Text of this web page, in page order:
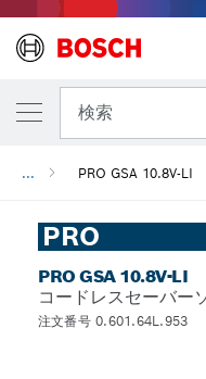
検索
... PRO GSA 10.8V-LI
PRO
PRO GSA 10.8V-LI
コードレスセーバー
注文番号 0.601.64L.953